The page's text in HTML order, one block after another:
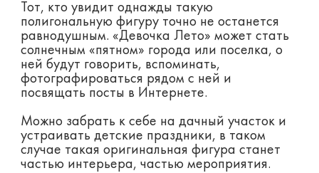
Тот, кто увидит однажды такую
полигональную фигуру точно не останется
равнодушным. «Девочка Лето» может стать
солнечным «пятном» города или поселка, о
ней будут говорить, вспоминать,
фотографироваться рядом с ней и
посвящать посты в Интернете.
Можно забрать к себе на дачный участок и
устраивать детские праздники, в таком
случае такая оригинальная фигура станет
частью интерьера, частью мероприятия.